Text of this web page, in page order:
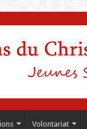
Volontariat